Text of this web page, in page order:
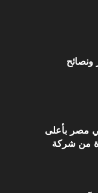
ونصائح
مصر بأعلى
من شركة